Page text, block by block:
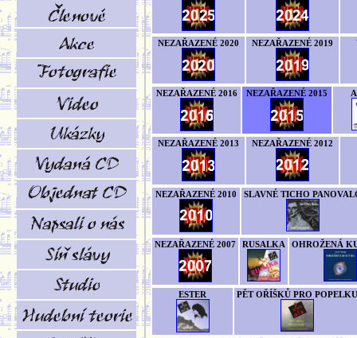
NEZAŘAZENÉ 2020 NEZAŘAZENÉ 2019
NEZAŘAZENÉ 2016 NEZAŘAZENÉ 2015
NEZAŘAZENÉ 2013 NEZAŘAZENÉ 2012
NEZAŘAZENÉ 2010 SLAVNÉ TICHO
NEZAŘAZENÉ 2007 RUSALKA OHROŽENÁ
ESTER PĚT OŘÍŠKŮ PRO POPELKU